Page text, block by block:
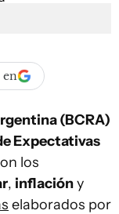
en
(BCRA)
Expectativas
los
, inflacióny
elaborados por